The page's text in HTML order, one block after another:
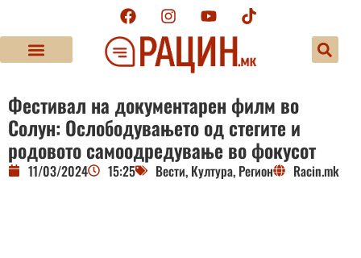
Фестивал на документарен филм во
Солун: Ослободувањето од стегите и
родовото самоодредување во фокусот
11/03/2024 15:25 Вести, Култура, Регион Racin.mk